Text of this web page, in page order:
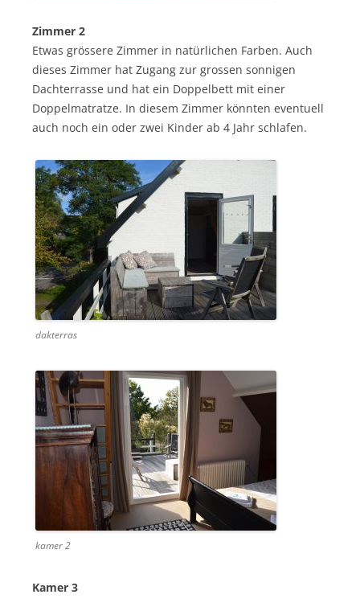
Zimmer 2
Etwas grössere Zimmer in natürlichen Farben. Auch
dieses Zimmer hat Zugang zur grossen sonnigen
Dachterrasse und hat ein Doppelbett mit einer
Doppelmatratze. In diesem Zimmer könnten eventuell
auch noch ein oder zwei Kinder ab 4 Jahr schlafen.
dakterras
kamer 2
Kamer 3